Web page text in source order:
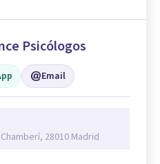
Psicólogos
Email
28010 Madrid